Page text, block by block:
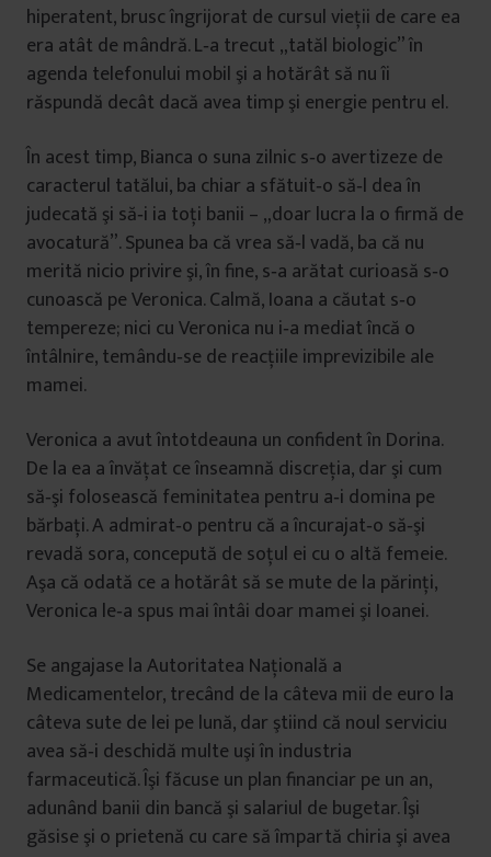
hiperatent, brusc îngrijorat de cursul vieţii de care ea
era atât de mândră. L‐a trecut „tatăl biologic” în
agenda telefonului mobil şi a hotărât să nu îi
răspundă decât dacă avea timp şi energie pentru el.
În acest timp, Bianca o suna zilnic s‐o avertizeze de
caracterul tatălui, ba chiar a sfătuit‐o să‐l dea în
judecată şi să‐i ia toţi banii – „doar lucra la o firmă de
avocatură”. Spunea ba că vrea să‐l vadă, ba că nu
merită nicio privire şi, în fine, s‐a arătat curioasă s‐o
cunoască pe Veronica. Calmă, Ioana a căutat s‐o
tempereze; nici cu Veronica nu i‐a mediat încă o
întâlnire, temându‐se de reacţiile imprevizibile ale
mamei.
Veronica a avut întotdeauna un confident în Dorina.
De la ea a învăţat ce înseamnă discreţia, dar şi cum
să‐şi folosească feminitatea pentru a‐i domina pe
bărbaţi. A admirat‐o pentru că a încurajat‐o să‐şi
revadă sora, concepută de soţul ei cu o altă femeie.
Aşa că odată ce a hotărât să se mute de la părinţi,
Veronica le‐a spus mai întâi doar mamei şi Ioanei.
Se angajase la Autoritatea Naţională a
Medicamentelor, trecând de la câteva mii de euro la
câteva sute de lei pe lună, dar ştiind că noul serviciu
avea să‐i deschidă multe uşi în industria
farmaceutică. Îşi făcuse un plan financiar pe un an,
adunând banii din bancă şi salariul de bugetar. Îşi
găsise şi o prietenă cu care să împartă chiria şi avea